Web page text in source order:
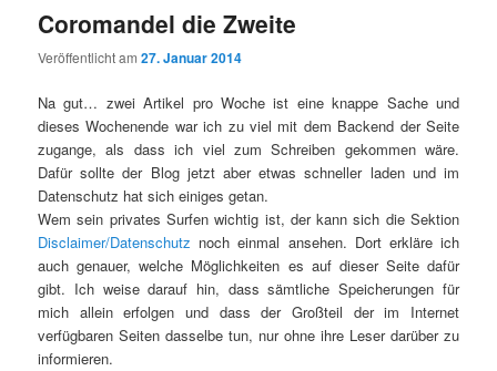
Coromandel die Zweite
Veröffentlicht am27. Januar 2014
Na gut… zwei Artikel pro Woche ist eine knappe Sache und
dieses Wochenende war ich zu viel mit dem Backend der Seite
zugange, als dass ich viel zum Schreiben gekommen wäre.
Dafür sollte der Blog jetzt aber etwas schneller laden und im
Datenschutz hat sich einiges getan.
Wem sein privates Surfen wichtig ist, der kann sich die Sektion
Disclaimer/Datenschutz noch einmal ansehen. Dort erkläre ich
auch genauer, welche Möglichkeiten es auf dieser Seite dafür
gibt. Ich weise darauf hin, dass sämtliche Speicherungen für
mich allein erfolgen und dass der Großteil der im Internet
verfügbaren Seiten dasselbe tun, nur ohne ihre Leser darüber zu
informieren.